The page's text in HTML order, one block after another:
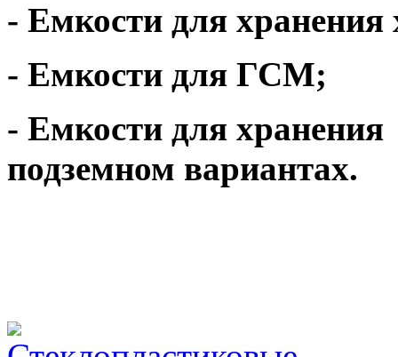
- Емкости для
- Емкости для ГСМ;
- Емкости для
подземном вариантах.